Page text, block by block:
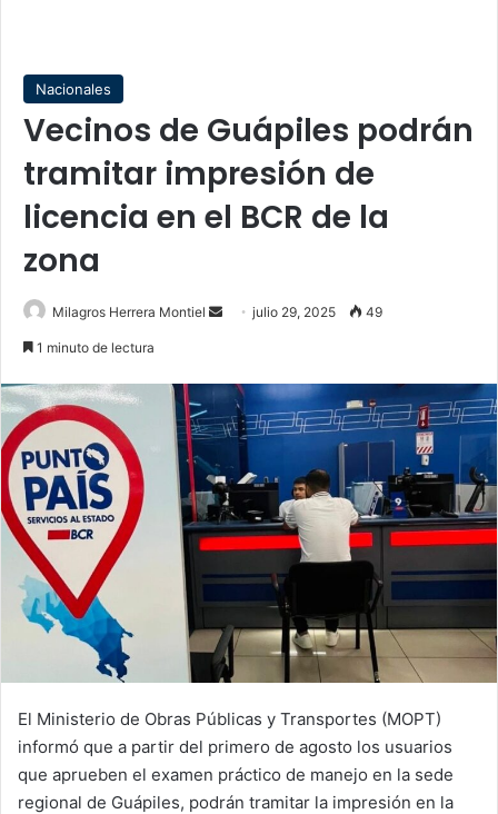
Nacionales
Vecinos de Guápiles podrán
tramitar impresión de
licencia en el BCR de la
zona
Milagros Herrera Montiel
Sendjulio 29, 2025 49
1 minuto de lectura
El Ministerio de Obras Públicas y Transportes (MOPT)
informó que a partir del primero de agosto los usuarios
que aprueben el examen práctico de manejo en la sede
regional de Guápiles, podrán tramitar la impresión en la